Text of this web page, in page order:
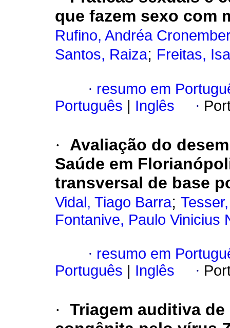
que fazem sexo com
Rufino, Andréa
Santos, Raiza; Freitas,
· resumo em
Português
Inglês ·
·
Avaliação do
Saúde em
transversal de base
Vidal, Tiago Barra;
Fontanive, Paulo Vinicius
· resumo em
Português
Inglês ·
· Triagem auditiva